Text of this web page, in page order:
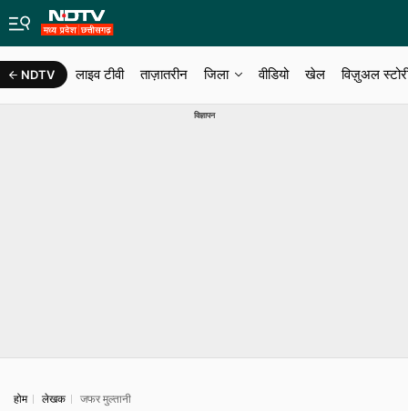
NDTV लाइव टीवी ताज़ातरीन जिला वीडियो खेल विज़ुअल
विज्ञापन
होम लेखक जफर मुल्तानी